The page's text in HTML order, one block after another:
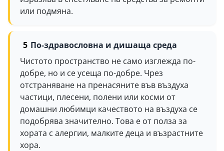
или подмяна.
По-здравословна и дишаща среда
Чистото пространство не само изглежда по-
добре, но и се усеща по-добре. Чрез
отстраняване на пренасяните във въздуха
частици, плесени, полени или косми от
домашни любимци качеството на въздуха се
подобрява значително. Това е от полза за
хората с алергии, малките деца и възрастните
хора.